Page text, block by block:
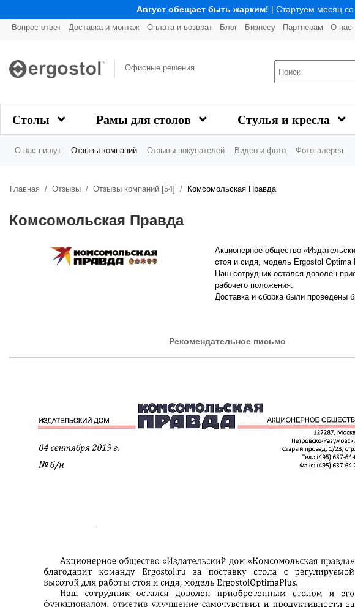
Август обещает быть жарким! | Стартуем месяц со
Вопрос-ответ Доставка и монтаж Оплата и возврат Блог Бизнесу Партнерам О нас
Офисные решения
Столы Рамы для столов Стулья и кресла
О нас пишут Отзывы компаний Отзывы покупателей Видео и фото Фотогалерея
Главная Отзывы Отзывы компаний [54] Комсомольская Правда
Комсомольская Правда
Акционерное общество
стоя и сидя, модель Ergostol Optima
Наш сотрудник остался доволен
рабочего положения.
Доставка и сборка были проведены
Рекомендательное письмо